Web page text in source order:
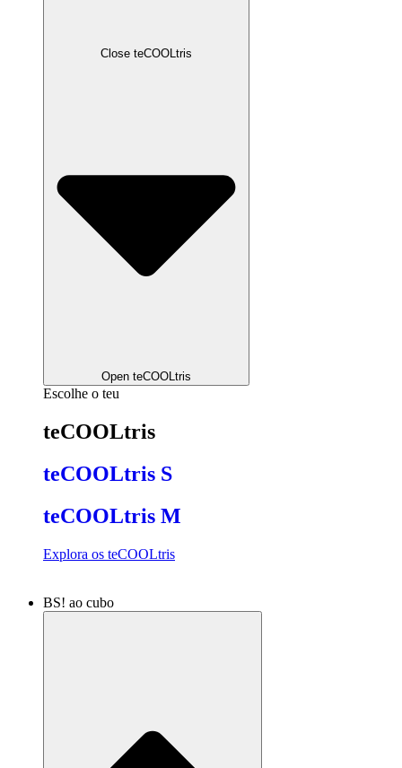
Close teCOOLtris
Open teCOOLtris
Escolhe o teu
teCOOLtris
teCOOLtris S
teCOOLtris M
Explora os teCOOLtris
BS! ao cubo